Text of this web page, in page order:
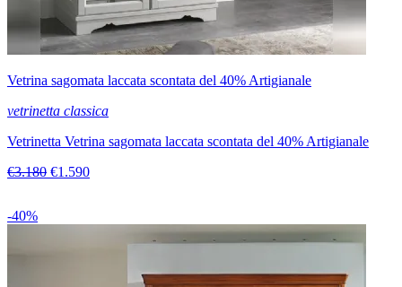
Vetrina sagomata laccata scontata del 40% Artigianale
vetrinetta classica
Vetrinetta Vetrina sagomata laccata scontata del 40% Artigianale
€3.180 €1.590
-40%